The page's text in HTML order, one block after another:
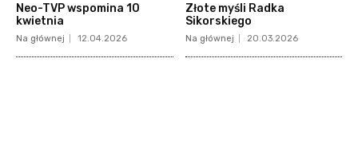
Neo-TVP wspomina 10
kwietnia
Na głównej 12.04.2026
Złote myśli Radka
Sikorskiego
Na głównej 20.03.2026